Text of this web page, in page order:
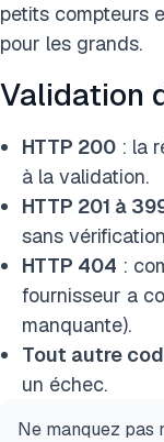
petits compteurs
pour les grands.
Validation
HTTP 200 : la
à la validation.
HTTP 201 à
sans
HTTP 404 :
fournisseur a
manquante).
Tout autre
un échec.
Ne manquez pas